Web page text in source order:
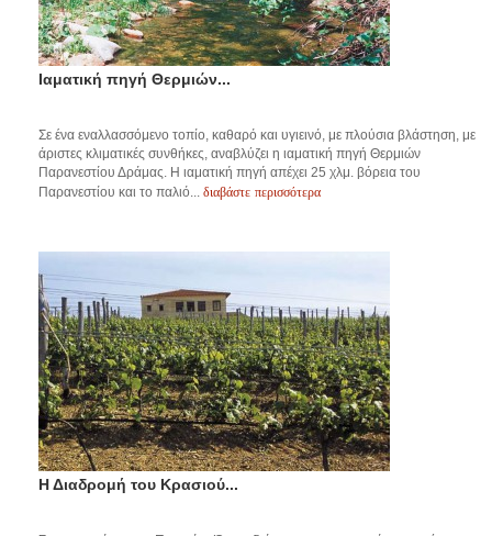
Ιαματική πηγή Θερμιών...
Σε ένα εναλλασσόμενο τοπίο, καθαρό και υγιεινό, με πλούσια βλάστηση, με
άριστες κλιματικές συνθήκες, αναβλύζει η ιαματική πηγή Θερμιών
Παρανεστίου Δράμας. Η ιαματική πηγή απέχει 25 χλμ. βόρεια του
Παρανεστίου και το παλιό... διαβάστε περισσότερα
Η Διαδρομή του Κρασιού...